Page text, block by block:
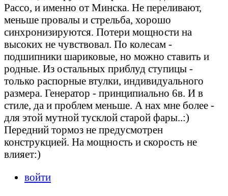
Рассо, и именно от Минска. Не переливают,
меньше провалы и стрельба, хорошо
синхронизируются. Потери мощности на
высоких не чувствовал. По колесам -
подшипники шариковые, но можно ставить и
родные. Из остальных приблуд ступицы -
только распорные втулки, индивидуального
размера. Генератор - принципиально 6в. И в
стиле, да и проблем меньше. А нах мне более -
для этой мутной тусклой старой фары..:)
Передний тормоз не предусмотрен
конструкцией. На мощность и скорость не
влияет:)
войти